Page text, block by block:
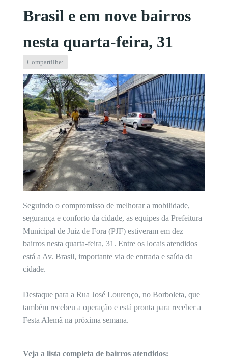
Brasil e em nove bairros
nesta quarta-feira, 31
Compartilhe:
Seguindo o compromisso de melhorar a mobilidade,
segurança e conforto da cidade, as equipes da Prefeitura
Municipal de Juiz de Fora (PJF) estiveram em dez
bairros nesta quarta-feira, 31. Entre os locais atendidos
está a Av. Brasil, importante via de entrada e saída da
cidade.
Destaque para a Rua José Lourenço, no Borboleta, que
também recebeu a operação e está pronta para receber a
Festa Alemã na próxima semana.
Veja a lista completa de bairros atendidos: